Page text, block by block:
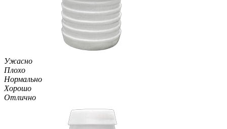
Ужасно
Плохо
Нормально
Хорошо
Отлично